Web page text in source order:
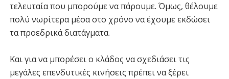
τελευταία που μπορούμε να πάρουμε. Όμως, θέλουμε
πολύ νωρίτερα μέσα στο χρόνο να έχουμε εκδώσει
τα προεδρικά διατάγματα.
Και για να μπορέσει ο κλάδος να σχεδιάσει τις
μεγάλες επενδυτικές κινήσεις πρέπει να ξέρει